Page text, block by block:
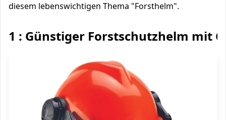
diesem lebenswichtigen Thema "Forsthelm".
1 : Günstiger Forstschutzhelm mit